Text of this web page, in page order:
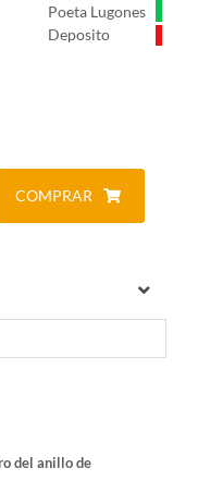
Poeta Lugones
Deposito
COMPRAR
del anillo de